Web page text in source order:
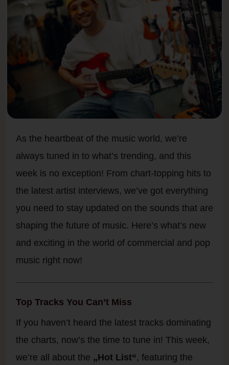
As the heartbeat of the music world, we’re
always tuned in to what’s trending, and this
week is no exception! From chart-topping hits to
the latest artist interviews, we’ve got everything
you need to stay updated on the sounds that are
shaping the future of music. Here’s what’s new
and exciting in the world of commercial and pop
music right now!
Top Tracks You Can’t Miss
If you haven’t heard the latest tracks dominating
the charts, now’s the time to tune in! This week,
we’re all about the „Hot List“, featuring the